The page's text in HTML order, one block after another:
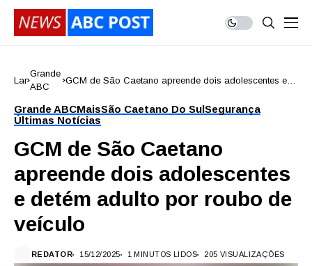
Lar
Grande
ABC
GCM de São Caetano apreende dois adolescentes e
Grande ABCMaisSão Caetano Do SulSegurança
Últimas Notícias
GCM de São Caetano
apreende dois adolescentes
e detém adulto por roubo de
veículo
REDATOR 15/12/2025 1 MINUTOS LIDOS 205 VISUALIZAÇÕES